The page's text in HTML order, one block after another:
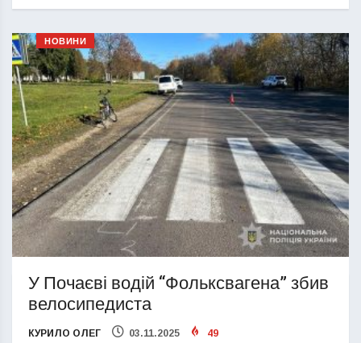
НОВИНИ
У Почаєві водій “Фольксвагена” збив
велосипедиста
КУРИЛО ОЛЕГ 03.11.2025 49